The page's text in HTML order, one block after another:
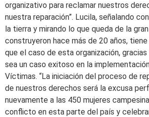
organizativo para reclamar nuestros
nuestra reparación”. Lucila, señalando
la tierra y mirando lo que queda de la
construyeron hace más de 20 años,
que el caso de esta organización, gracias
sea un caso exitoso en la
Víctimas. “La iniciación del proceso de
de nuestros derechos será la excusa
nuevamente a las 450 mujeres
conflicto en esta parte del país y